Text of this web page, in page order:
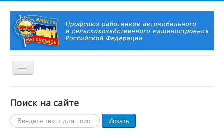
Включить/
выключить
Главная
Главная
О Профсоюзе
Поиск на сайте
Поиск
по
Искать